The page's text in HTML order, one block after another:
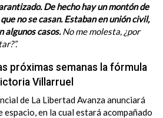
De hecho hay un montón de
no se casan. Estaban en unión civil,
algunos casos.No me molesta, ¿por
próximas semanas la fórmula
Villarruel
de La Libertad Avanza anunciará
en la cual estará acompañado